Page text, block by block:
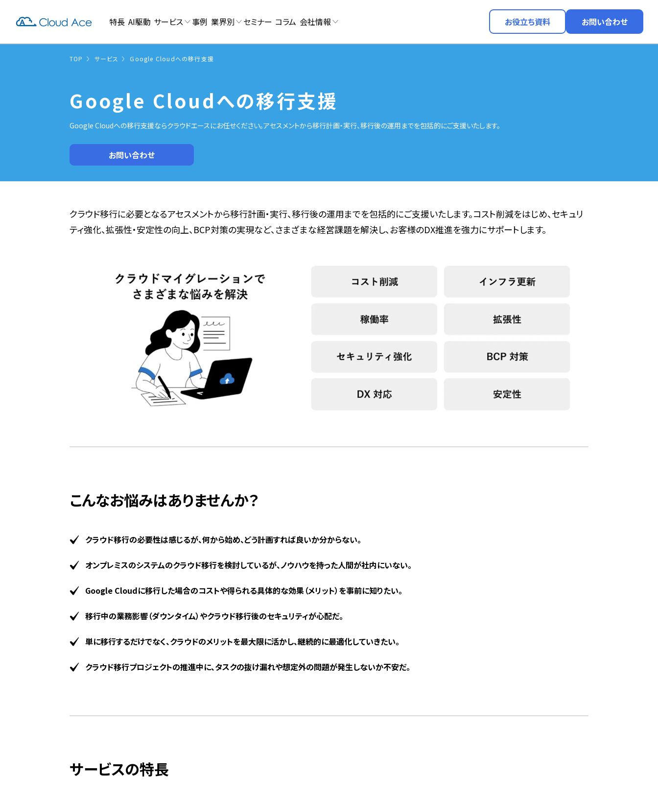
特長 AI駆動 サービス 事例 業界別 セミナー コラム 会社情報 お役立ち資料 お問い合わせ
TOP サービス Google Cloudへの移行支援
Google Cloudへの移行支援
Google Cloudへの移行支援ならクラウドエースにお任せください。アセスメントから移行計画・実行、移行後の運用までを包括的にご支援いたします。
お問い合わせ
クラウド移行に必要となるアセスメントから移行計画・実行、移行後の運用までを包括的にご支援いたします。コスト削減をはじめ、セキュリ
ティ強化、拡張性・安定性の向上、BCP対策の実現など、さまざまな経営課題を解決し、お客様のDX推進を強力にサポートします。
こんなお悩みはありませんか？
クラウド移行の必要性は感じるが、何から始め、どう計画すれば良いか分からない。
オンプレミスのシステムのクラウド移行を検討しているが、ノウハウを持った人間が社内にいない。
Google Cloudに移行した場合のコストや得られる具体的な効果（メリット）を事前に知りたい。
移行中の業務影響（ダウンタイム）やクラウド移行後のセキュリティが心配だ。
単に移行するだけでなく、クラウドのメリットを最大限に活かし、継続的に最適化していきたい。
クラウド移行プロジェクトの推進中に、タスクの抜け漏れや想定外の問題が発生しないか不安だ。
サービスの特長